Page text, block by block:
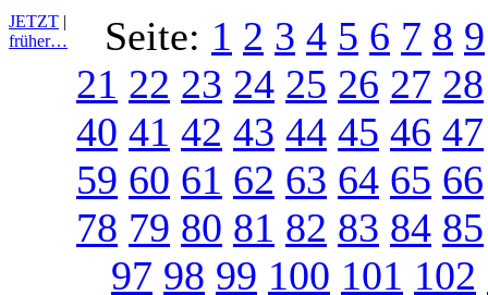
JETZT |
früher…
Seite: 1 2 3 4 5 6 7 8 9
21 22 23 24 25 26 27 28
40 41 42 43 44 45 46 47
59 60 61 62 63 64 65 66
78 79 80 81 82 83 84 85
97 98 99 100 101 102